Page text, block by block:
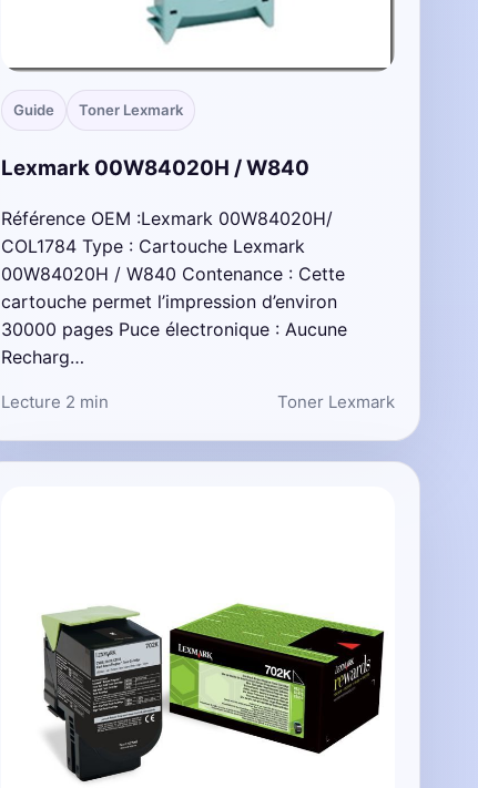
Guide Toner Lexmark
Lexmark 00W84020H / W840
Référence OEM :Lexmark 00W84020H/
COL1784 Type : Cartouche Lexmark
00W84020H / W840 Contenance : Cette
cartouche permet l’impression d’environ
30000 pages Puce électronique : Aucune
Recharg…
Lecture 2 min Toner Lexmark